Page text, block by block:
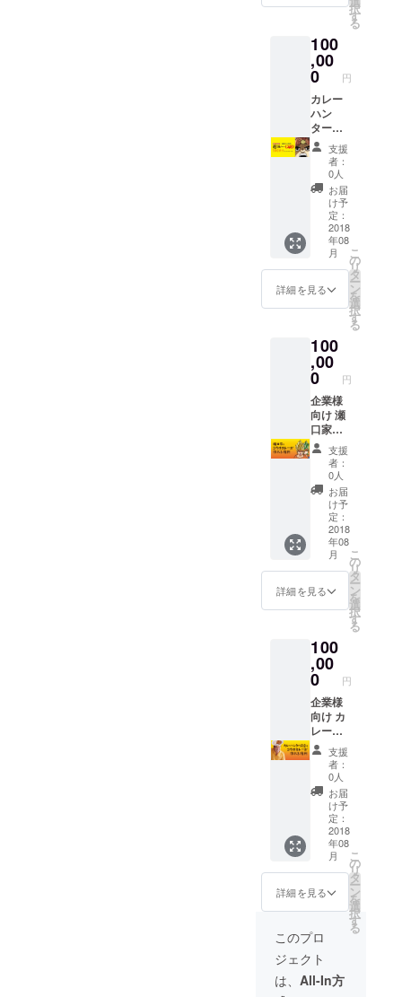
ハン
になれ
る頭巻
きカ
レー
PDF
データ
を送付
しま
す。 ※
レトル
トカ
レーで
す。
択
す
る
100
,00
0 円
カレー
ハン
ター協
会と瀬
口家の
カレー
コラボ
「超カ
レー
GOD」
100食分
（レシ
ピも提
供） カ
レー★
ハン
になれ
る頭巻
きカ
レー
PDF
データ
を送付
しま
す。 ※
レトル
トカ
レーで
す。
支援
者：
0人
お届
け予
定：
2018
年08
月
詳細を見る
こ
の
リ
タ
ー
ン
を
選
択
す
る
100
,00
0 円
企業様
向け 瀬
口家の
カレー
とコラ
ボカ
レーを
作れる
権利 支
援する
前にご
相談い
ただけ
ると助
かりま
す。
支援
者：
0人
お届
け予
定：
2018
年08
月
詳細を見る
こ
の
リ
タ
ー
ン
を
選
択
す
る
100
,00
0 円
企業様
向け カ
レーハ
ンター
協会と
コラボ
カレー
を作れ
る権利
支援す
る前に
ご相談
いただ
けると
助かり
ます。
支援
者：
0人
お届
け予
定：
2018
年08
月
詳細を見る
こ
の
リ
タ
ー
ン
を
選
択
す
る
このプロ
ジェクト
は、 All-In方